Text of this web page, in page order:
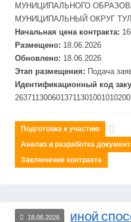
МУНИЦИПАЛЬНОГО
МУНИЦИПАЛЬНЫЙ ОКРУГ
Начальная цена контракта:
Размещено: 18.06.2026
Обновлено: 18.06.2026
Этап размещения: Подача
Идентификационный код
Подготовка к участию
Анализ и разработка
Заключение контракта
18.06.2026 ИНОЙ